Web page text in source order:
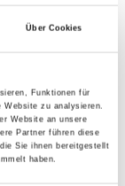
Über Cookies
Funktionen für
Website zu analysieren.
Website an unsere
Partner führen diese
Sie ihnen bereitgestellt
haben.